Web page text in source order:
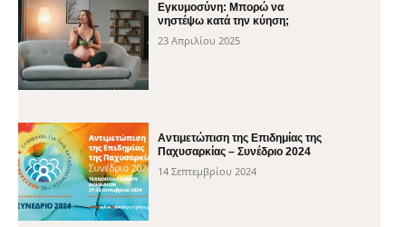
Εγκυμοσύνη: Μπορώ να
νηστέψω κατά την κύηση;
23 Απριλίου 2025
Αντιμετώπιση της Επιδημίας της
Παχυσαρκίας – Συνέδριο 2024
14 Σεπτεμβρίου 2024